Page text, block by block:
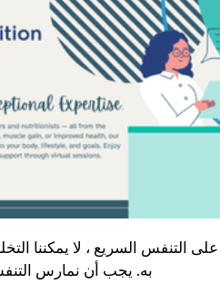
على التنفس السريع ، لا
به. يجب أن نمارس التنفس العميق لمدة 10 دقائق